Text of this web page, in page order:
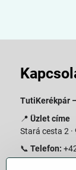
TutiKerékpár
📍 Üzlet címe
Stará cesta 2 ·
📞 Telefon: